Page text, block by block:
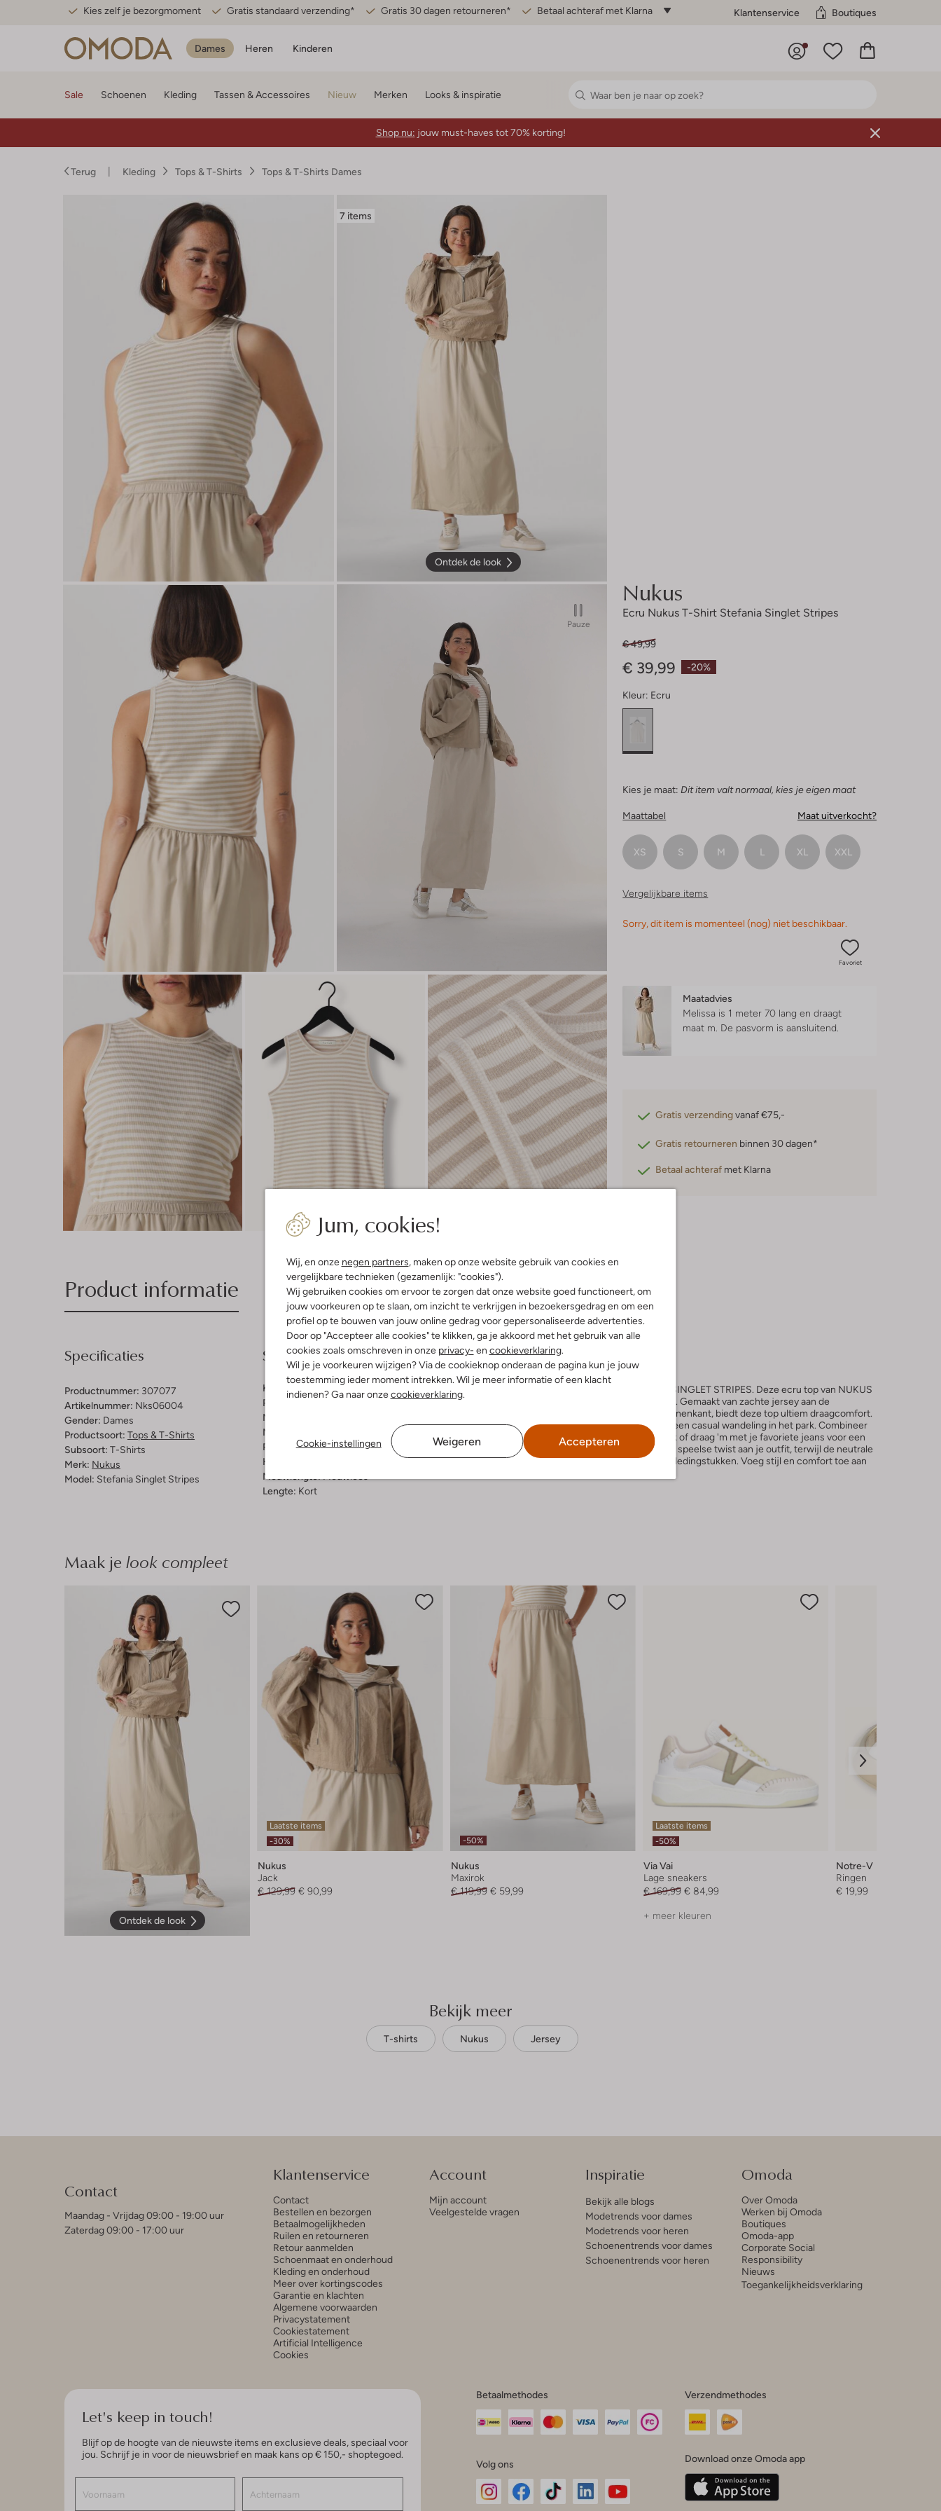
Kies zelf je bezorgmoment Gratis standaard verzending* Gratis 30 dagen retourneren* Betaal achteraf met Klarna Klantenservice Boutiques
Dames Heren Kinderen
Jum, cookies!
Wij, en onze negen partners, maken op onze website gebruik van cookies en
vergelijkbare technieken (gezamenlijk: "cookies").
Wij gebruiken cookies om ervoor te zorgen dat onze website goed functioneert, om
jouw voorkeuren op te slaan, om inzicht te verkrijgen in bezoekersgedrag en om een
profiel op te bouwen van jouw online gedrag voor gepersonaliseerde advertenties.
Door op "Accepteer alle cookies" te klikken, ga je akkoord met het gebruik van alle
cookies zoals omschreven in onze privacy- en cookieverklaring.
Wil je je voorkeuren wijzigen? Via de cookieknop onderaan de pagina kun je jouw
toestemming ieder moment intrekken. Wil je meer informatie of een klacht
indienen? Ga naar onzecookieverklaring.
Cookie-instellingen Weigeren Accepteren
Sale Schoenen Kleding Tassen & Accessoires Nieuw Merken Looks & inspiratie
Shop nu: jouw must-haves tot 70% korting!
Terug Kleding Tops & T-Shirts Tops & T-Shirts Dames
7 items
Ontdek de look
Pauze
Nukus
Ecru Nukus T-Shirt Stefania Singlet Stripes
-20%
€ 49,99
€ 39,99
Kleur: Ecru
Kies je maat: Dit item valt normaal, kies je eigen maat
Maattabel Maat uitverkocht?
XS S M L XL XXL
Vergelijkbare items
Sorry, dit item is momenteel (nog) niet beschikbaar.
Favoriet
Maatadvies
Melissa is 1 meter 70 lang en draagt
maat m. De pasvorm isaansluitend
Gratis verzendingvanaf €75,-
Gratis retourneren binnen 30 dagen*
Betaal achteraf met Klarna
Product informatie Bezorgen & retourneren
Specificaties
Productnummer: 307077
Artikelnummer: Nks06004
Gender: Dames
Productsoort: Tops & T-Shirts
Subsoort: T-Shirts
Merk: Nukus
Model: Stefania Singlet Stripes
Samenstelling & Pasvorm
Kleur:
Patroon:
Materiaal binnenkant:
Materiaal:
Pasvorm:Aansluitend
Halslijn:
Mouwlengte:
Lengte: Kort
Omschrijving
Ontdek de veelzijdigheid van de STEFANIA SINGLET STRIPES. Deze ecru top van NUKUS
is een must-have voor elke damesgarderobe. Gemaakt van zachte jersey aan de
buitenkant en comfortabel katoen aan de binnenkant, biedt deze top ultiem draagcomfort.
Perfect voor een ontspannen dagje thuis of een casual wandeling in het park. Combineer
met een stijlvolle blazer voor een chique look of draag 'm met je favoriete jeans voor een
relaxte outfit. De subtiele strepen geven een speelse twist aan je outfit, terwijl de neutrale
kleur moeiteloos te matchen is met andere kledingstukken. Voeg stijl en comfort toe aan
Maak je look compleet
Ontdek de look
Laatste items
-30%
Nukus
Jack
€ 129,99 € 90,99
-50%
Nukus
Maxirok
€ 119,99 € 59,99
Laatste items
-50%
Via Vai
Lage sneakers
€ 169,99 € 84,99
+ meer kleuren
Notre-V
Ringen
€ 19,99
Bekijk meer
T-shirts Nukus Jersey
Contact
Maandag - Vrijdag 09:00 - 19:00 uur
Zaterdag 09:00 - 17:00 uur
Klantenservice
Contact
Bestellen en bezorgen
Betaalmogelijkheden
Ruilen en retourneren
Retour aanmelden
Schoenmaat en onderhoud
Kleding en onderhoud
Meer over kortingscodes
Garantie en klachten
Algemene voorwaarden
Privacystatement
Cookiestatement
Artificial Intelligence
Cookies
Account
Mijn account
Veelgestelde vragen
Inspiratie
Bekijk alle blogs
Modetrends voor dames
Modetrends voor heren
Schoenentrends voor dames
Schoenentrends voor heren
Omoda
Over Omoda
Werken bij Omoda
Boutiques
Omoda-app
Corporate Social
Responsibility
Nieuws
Toegankelijkheidsverklaring
Let's keep in touch!
Blijf op de hoogte van de nieuwste items en exclusieve deals, speciaal voor
jou. Schrijf je in voor de nieuwsbrief en maak kans op € 150,- shoptegoed.
Betaalmethodes
Volg ons
Verzendmethodes
Download onze Omoda app